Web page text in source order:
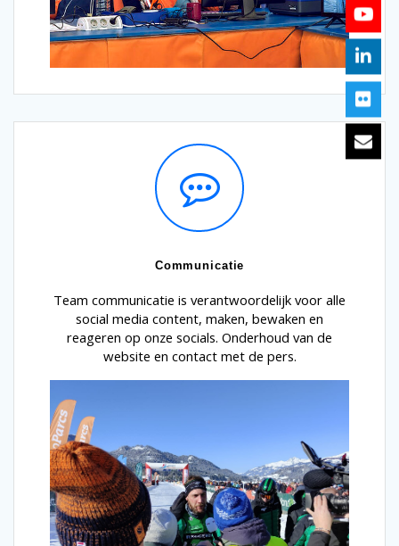
Communicatie
Team communicatie is verantwoordelijk voor alle
social media content, maken, bewaken en
reageren op onze socials. Onderhoud van de
website en contact met de pers.